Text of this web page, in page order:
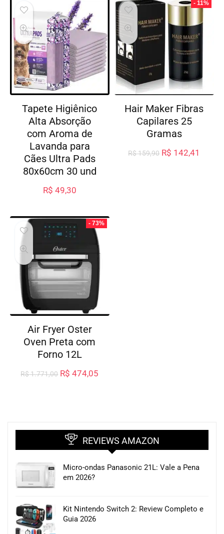
Tapete Higiênico
Alta Absorção
com Aroma de
Lavanda para
Cães Ultra Pads
80x60cm 30 und
R$ 49,30
- 11%
Hair Maker Fibras
Capilares 25
Gramas
R$159,90 R$ 142,41
- 73%
Air Fryer Oster
Oven Preta com
Forno 12L
R$1.771,00 R$ 474,05
REVIEWS AMAZON
Micro-ondas Panasonic 21L: Vale a Pena
em 2026?
Kit Nintendo Switch 2: Review Completo e
Guia 2026